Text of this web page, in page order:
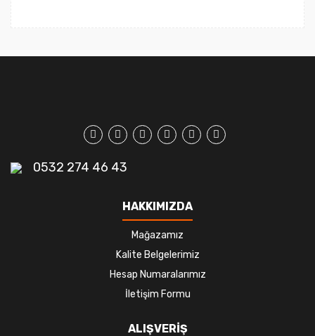
0532 274 46 43
HAKKIMIZDA
Mağazamız
Kalite Belgelerimiz
Hesap Numaralarımız
İletişim Formu
ALIŞVERİŞ